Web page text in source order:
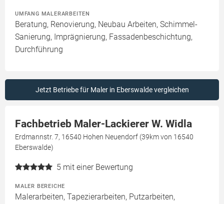
UMFANG MALERARBEITEN
Beratung, Renovierung, Neubau Arbeiten, Schimmel-
Sanierung, Imprägnierung, Fassadenbeschichtung,
Durchführung
Jetzt Betriebe für Maler in Eberswalde vergleichen
Fachbetrieb Maler-Lackierer W. Widla
Erdmannstr. 7, 16540 Hohen Neuendorf (39km von 16540
Eberswalde)
5 mit einer Bewertung
MALER BEREICHE
Malerarbeiten, Tapezierarbeiten, Putzarbeiten,